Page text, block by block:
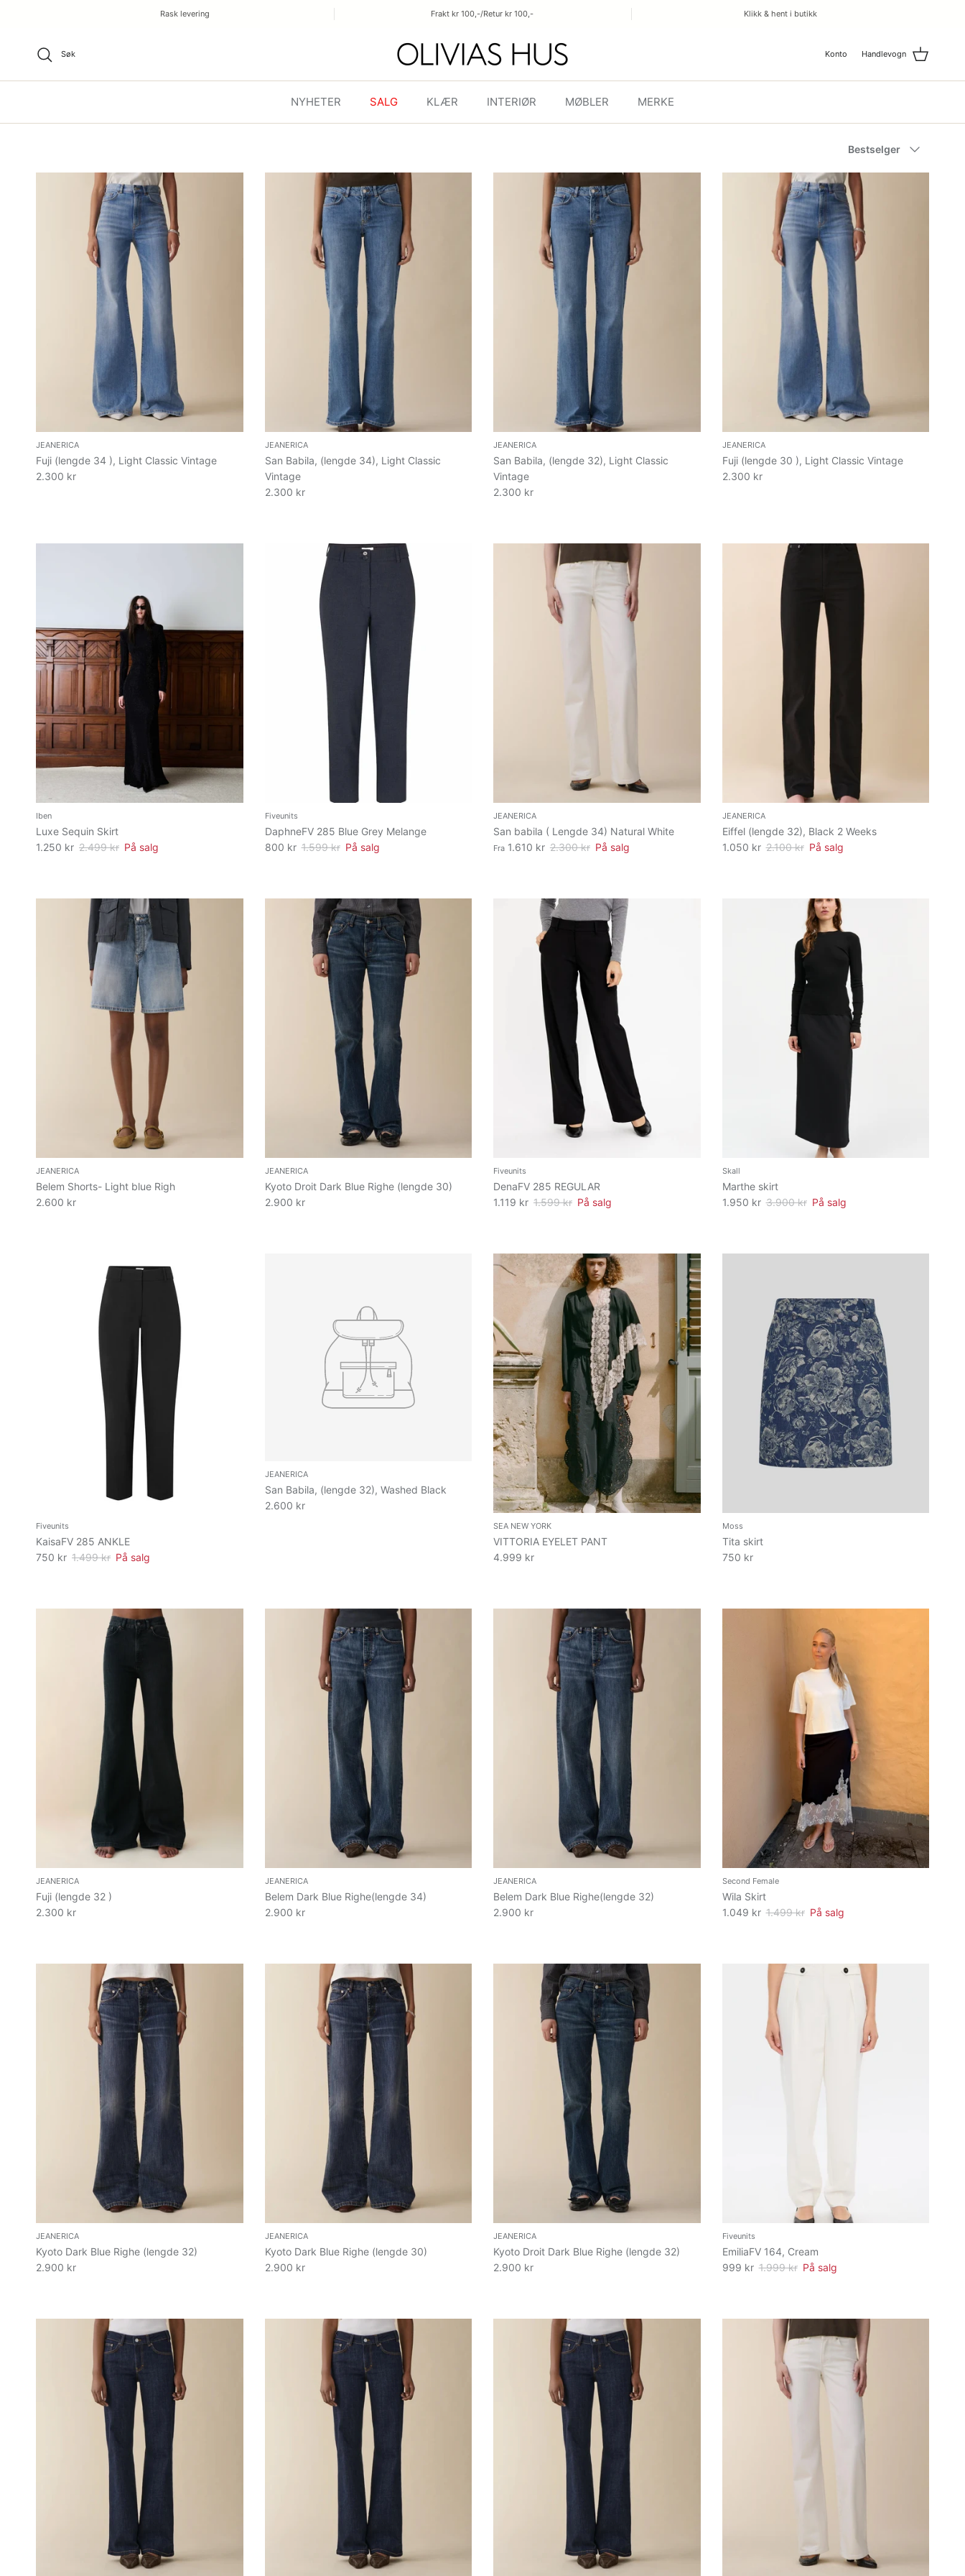
Rask levering Frakt kr 100,-/Retur kr 100,- Klikk & hent i butikk
Søk Konto Handlevogn
NYHETER SALG KLÆR INTERIØR MØBLER MERKE
Bestselger
JEANERICA
Fuji (lengde 34 ), Light Classic Vintage
2.300 kr
JEANERICA
San Babila, (lengde 34), Light Classic
Vintage
2.300 kr
JEANERICA
San Babila, (lengde 32), Light Classic
Vintage
2.300 kr
JEANERICA
Fuji (lengde 30 ), Light Classic Vintage
2.300 kr
Iben
Luxe Sequin Skirt
1.250 kr 2.499 kr På salg
Fiveunits
DaphneFV 285 Blue Grey Melange
800 kr 1.599 kr På salg
JEANERICA
San babila ( Lengde 34) Natural White
Fra 1.610 kr 2.300 kr På salg
JEANERICA
Eiffel (lengde 32), Black 2 Weeks
1.050 kr 2.100 kr På salg
JEANERICA
Belem Shorts- Light blue Righ
2.600 kr
JEANERICA
Kyoto Droit Dark Blue Righe (lengde 30)
2.900 kr
Fiveunits
DenaFV 285 REGULAR
1.119 kr 1.599 kr På salg
Skall
Marthe skirt
1.950 kr 3.900 kr På salg
Fiveunits
KaisaFV 285 ANKLE
750 kr 1.499 kr På salg
JEANERICA
San Babila, (lengde 32), Washed Black
2.600 kr
SEA NEW YORK
VITTORIA EYELET PANT
4.999 kr
Moss
Tita skirt
750 kr
JEANERICA
Fuji (lengde 32 )
2.300 kr
JEANERICA
Belem Dark Blue Righe(lengde 34)
2.900 kr
JEANERICA
Belem Dark Blue Righe(lengde 32)
2.900 kr
Second Female
Wila Skirt
1.049 kr 1.499 kr På salg
JEANERICA
Kyoto Dark Blue Righe (lengde 32)
2.900 kr
JEANERICA
Kyoto Dark Blue Righe (lengde 30)
2.900 kr
JEANERICA
Kyoto Droit Dark Blue Righe (lengde 32)
2.900 kr
Fiveunits
EmiliaFV 164, Cream
999 kr 1.999 kr På salg